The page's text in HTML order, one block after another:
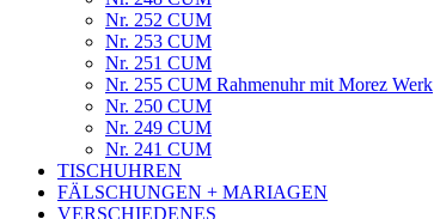
Nr. 252 CUM
Nr. 253 CUM
Nr. 251 CUM
Nr. 255 CUM Rahmenuhr mit Morez Werk
Nr. 250 CUM
Nr. 249 CUM
Nr. 241 CUM
TISCHUHREN
FÄLSCHUNGEN + MARIAGEN
VERSCHIEDENES